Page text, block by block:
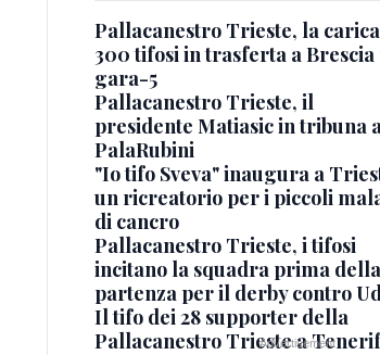
Pallacanestro Trieste, la
300 tifosi in trasferta a
gara-5
Pallacanestro Trieste, il
presidente Matiasic in tribuna
PalaRubini
"Io tifo Sveva" inaugura a
un ricreatorio per i piccoli
di cancro
Pallacanestro Trieste, i tifosi
incitano la squadra prima della
partenza per il derby contro
Il tifo dei 28 supporter della
Pallacanestro Trieste a